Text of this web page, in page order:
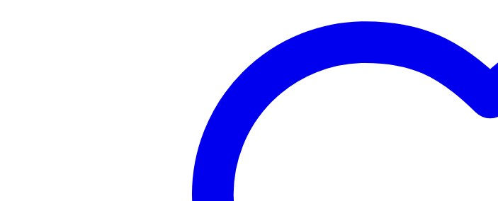
300 gr
Hilec TMIC-10
tafel microfoonstatief
hoogte: 18 cm
diameter poten: 26 cm
schroefdraadgrootte: 3/8 inch
materiaal: staal/rubber
gewicht: 0.279 kg
kleur: zwart